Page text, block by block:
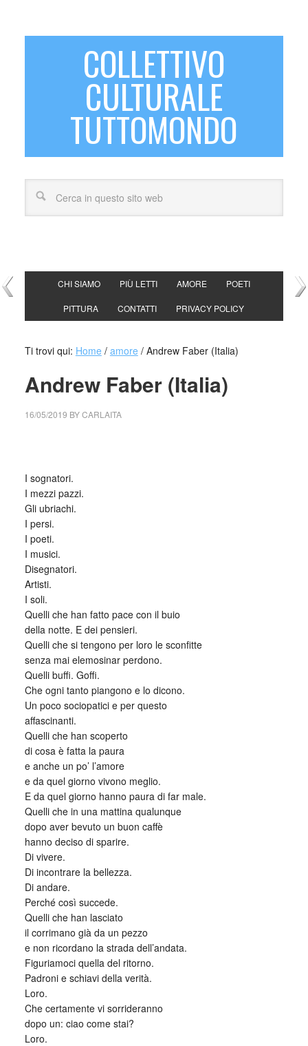
COLLETTIVO
CULTURALE
TUTTOMONDO
CHI SIAMO PIÙ LETTI AMORE POETI
PITTURA CONTATTI PRIVACY POLICY
Ti trovi qui: Home / amore /Andrew Faber (Italia)
Andrew Faber (Italia)
16/05/2019 BYCARLAITA
I sognatori.
I mezzi pazzi.
Gli ubriachi.
I persi.
I poeti.
I musici.
Disegnatori.
Artisti.
I soli.
Quelli che han fatto pace con il buio
della notte. E dei pensieri.
Quelli che si tengono per loro le sconfitte
senza mai elemosinar perdono.
Quelli buffi. Goffi.
Che ogni tanto piangono e lo dicono.
Un poco sociopatici e per questo
affascinanti.
Quelli che han scoperto
di cosa è fatta la paura
e anche un po’ l’amore
e da quel giorno vivono meglio.
E da quel giorno hanno paura di far male.
Quelli che in una mattina qualunque
dopo aver bevuto un buon caffè
hanno deciso di sparire.
Di vivere.
Di incontrare la bellezza.
Di andare.
Perché così succede.
Quelli che han lasciato
il corrimano già da un pezzo
e non ricordano la strada dell’andata.
Figuriamoci quella del ritorno.
Padroni e schiavi della verità.
Loro.
Che certamente vi sorrideranno
dopo un: ciao come stai?
Loro.